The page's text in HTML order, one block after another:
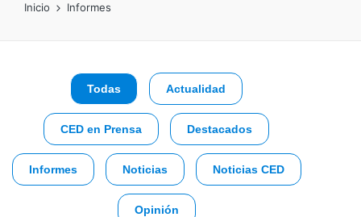
Inicio Informes
Todas Actualidad
CED en Prensa Destacados
Informes Noticias Noticias CED
Opinión